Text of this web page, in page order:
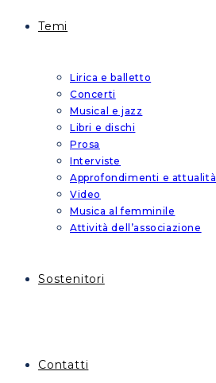
Temi
Lirica e balletto
Concerti
Musical e jazz
Libri e dischi
Prosa
Interviste
Approfondimenti e attualità
Video
Musica al femminile
Attività dell’associazione
Sostenitori
Contatti